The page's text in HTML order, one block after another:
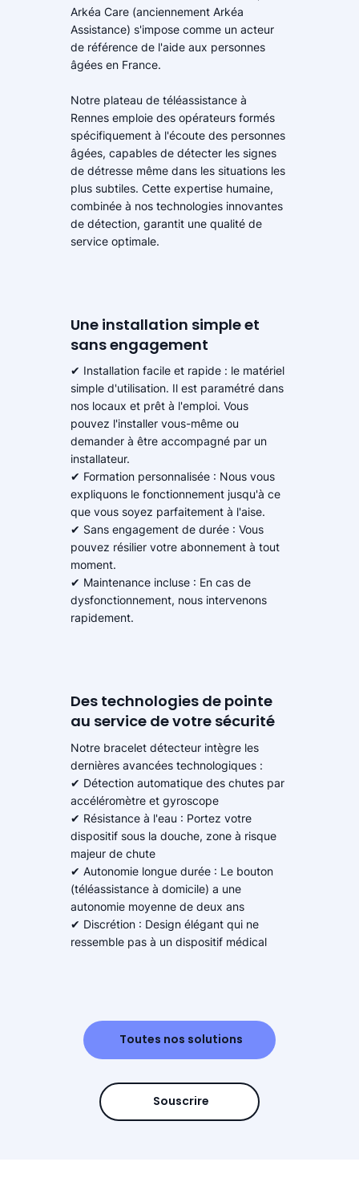
Arkéa Care (anciennement Arkéa
Assistance) s'impose comme un acteur
de référence de l'aide aux personnes
âgées en France.
Notre plateau de téléassistance à
Rennes emploie des opérateurs formés
spécifiquement à l'écoute des personnes
âgées, capables de détecter les signes
de détresse même dans les situations les
plus subtiles. Cette expertise humaine,
combinée à nos technologies innovantes
de détection, garantit une qualité de
service optimale.
Une installation simple et
sans engagement
✔ Installation facile et rapide : le matériel
simple d'utilisation. Il est paramétré dans
nos locaux et prêt à l'emploi. Vous
pouvez l'installer vous-même ou
demander à être accompagné par un
installateur.
✔ Formation personnalisée : Nous vous
expliquons le fonctionnement jusqu'à ce
que vous soyez parfaitement à l'aise.
✔ Sans engagement de durée : Vous
pouvez résilier votre abonnement à tout
moment.
✔ Maintenance incluse : En cas de
dysfonctionnement, nous intervenons
rapidement.
Des technologies de pointe
au service de votre sécurité
Notre bracelet détecteur intègre les
dernières avancées technologiques :
✔ Détection automatique des chutes par
accéléromètre et gyroscope
✔ Résistance à l'eau : Portez votre
dispositif sous la douche, zone à risque
majeur de chute
✔ Autonomie longue durée : Le bouton
(téléassistance à domicile) a une
autonomie moyenne de deux ans
✔ Discrétion : Design élégant qui ne
ressemble pas à un dispositif médical
Toutes nos solutions
Souscrire